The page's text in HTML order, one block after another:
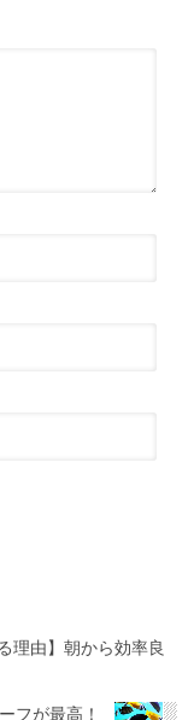
理由】朝から効率良
フが最高！